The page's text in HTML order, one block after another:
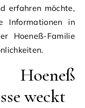
erfahren möchte,
Informationen in
Hoeneß-Familie
weckt